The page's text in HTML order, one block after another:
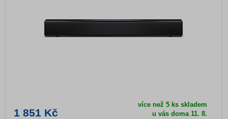
1 851 Kč
více než 5 ks skladem
u vás doma 11. 8.